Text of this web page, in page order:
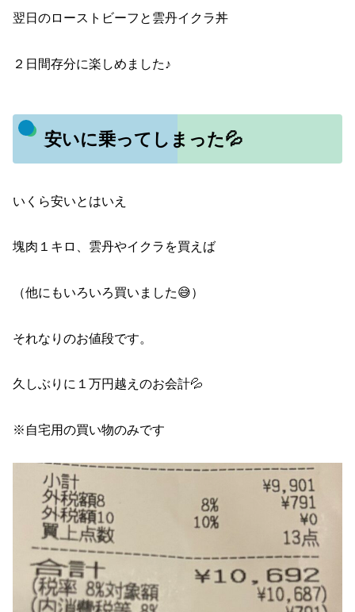
翌日のローストビーフと雲丹イクラ丼
２日間存分に楽しめました♪
安いに乗ってしまった💦
いくら安いとはいえ
塊肉１キロ、雲丹やイクラを買えば
（他にもいろいろ買いました😅）
それなりのお値段です。
久しぶりに１万円越えのお会計💦
※自宅用の買い物のみです